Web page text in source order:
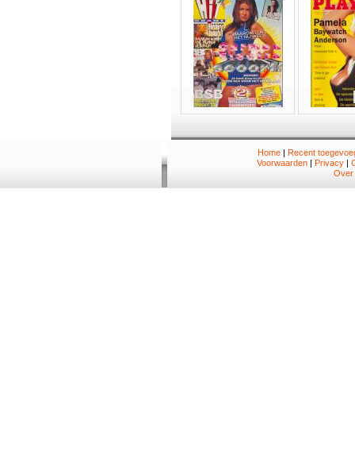
Home| Recent
Voorwaarden | Privacy |
Over